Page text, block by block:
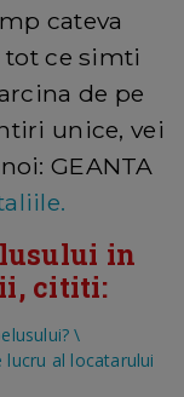
cateva
tot ce simti
de pe
unice, vei
GEANTA
in
cititi:
\
al locatarului